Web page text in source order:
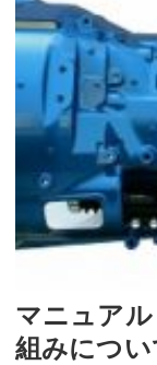
マニュア
組みについ